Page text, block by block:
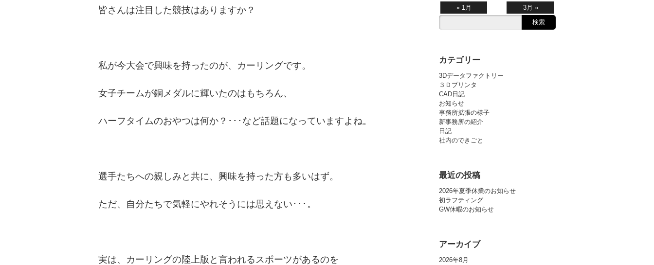
皆さんは注目した競技はありますか？
私が今大会で興味を持ったのが、カーリングです。
女子チームが銅メダルに輝いたのはもちろん、
ハーフタイムのおやつは何か？･･･など話題になっていますよね。
選手たちへの親しみと共に、興味を持った方も多いはず。
ただ、自分たちで気軽にやれそうには思えない･･･。
実は、カーリングの陸上版と言われるスポーツがあるのを
« 1月 3月 »
カテゴリー
3Dデータファクトリー
３Ｄプリンタ
CAD日記
お知らせ
事務所拡張の様子
新事務所の紹介
日記
社内のできごと
最近の投稿
2026年夏季休業のお知らせ
初ラフティング
GW休暇のお知らせ
アーカイブ
2026年8月